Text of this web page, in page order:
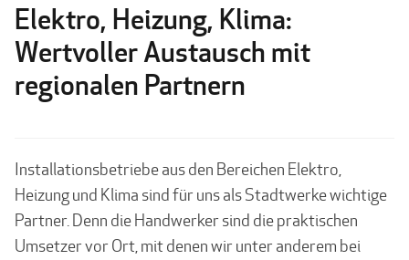
Elektro, Heizung, Klima:
Wertvoller Austausch mit
regionalen Partnern
Installationsbetriebe aus den Bereichen Elektro,
Heizung und Klima sind für uns als Stadtwerke wichtige
Partner. Denn die Handwerker sind die praktischen
Umsetzer vor Ort, mit denen wir unter anderem bei